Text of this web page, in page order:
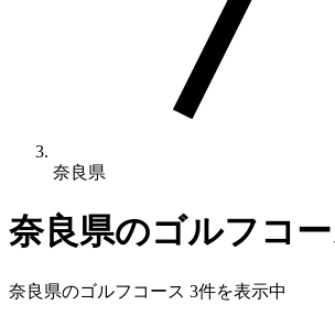
奈良県
奈良県のゴルフコ
奈良県のゴルフコース 3件を表示中